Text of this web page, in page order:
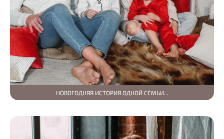
НОВОГОДНЯЯ ИСТОРИЯ ОДНОЙ СЕМЬИ...